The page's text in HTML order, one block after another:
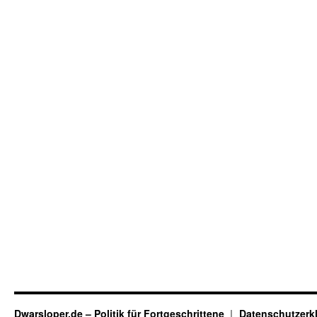
Dwarsloper.de – Politik für Fortgeschrittene